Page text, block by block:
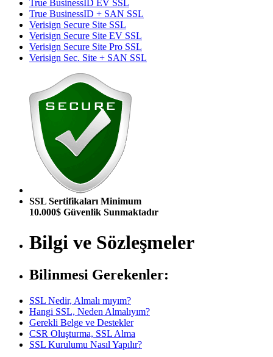
True BusinessID EV SSL
True BusinessID + SAN SSL
Verisign Secure Site SSL
Verisign Secure Site EV SSL
Verisign Secure Site Pro SSL
Verisign Sec. Site + SAN SSL
SSL Sertifikaları Minimum
10.000$ Güvenlik Sunmaktadır
Bilgi ve Sözleşmeler
Bilinmesi Gerekenler:
SSL Nedir, Almalı mıyım?
Hangi SSL, Neden Almalıyım?
Gerekli Belge ve Destekler
CSR Oluşturma, SSL Alma
SSL Kurulumu Nasıl Yapılır?